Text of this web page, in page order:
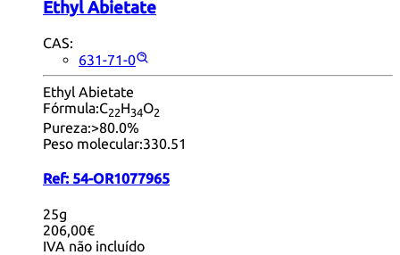
Ethyl Abietate
CAS:
631-71-0
Ethyl Abietate
Fórmula:C22H34O2
Pureza:>80.0%
Peso molecular:330.51
Ref: 54-OR1077965
25g
206,00€
IVA não incluído